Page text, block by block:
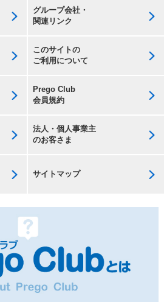
グループ会社・
関連リンク
このサイトの
ご利用について
Prego Club
会員規約
法人・個人事業主
のお客さま
サイトマップ